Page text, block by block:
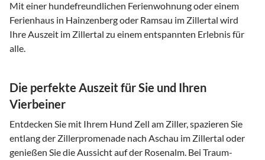
Mit einer hundefreundlichen Ferienwohnung oder einem
Ferienhaus in Hainzenberg oder Ramsau im Zillertal wird
Ihre Auszeit im Zillertal zu einem entspannten Erlebnis für
alle.
Die perfekte Auszeit für Sie und Ihren
Vierbeiner
Entdecken Sie mit Ihrem Hund Zell am Ziller, spazieren Sie
entlang der Zillerpromenade nach Aschau im Zillertal oder
genießen Sie die Aussicht auf der Rosenalm. Bei Traum-